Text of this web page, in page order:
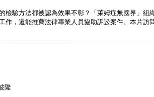
檢驗方法都被認為效果不彰？「萊姆症無國界」
作，還能推薦法律專業人員協助訴訟案件。本片
隆